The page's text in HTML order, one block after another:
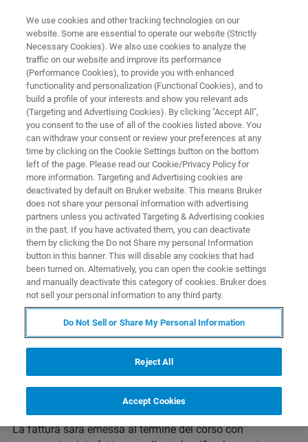
Termini e condizioni
economiche
1. Iscrizione
In seguito alla compilazione del modulo on-line, riceverete
un’offerta. L’iscrizione sarà ritenuta valida al ricevimento
del vostro ordine relativo alla succitata offerta.
L’attivazione del corso stesso sarà confermata 2
settimane prima del corso via mail all’indirizzo indicato
nel modulo on-line. Per ciascun corso sono previsti un
numero minimo e un massimo di partecipanti.
2. Quota di partecipazione e modalità di pagamento
Le quote di partecipazioni comprendono il materiale
La fattura sarà emessa al termine del corso con
We use cookies and other tracking technologies on our
website. Some are essential to operate our website (Strictly
Necessary Cookies). We also use cookies to analyze the
traffic on our website and improve its performance
(Performance Cookies), to provide you with enhanced
functionality and personalization (Functional Cookies), and to
build a profile of your interests and show you relevant ads
(Targeting and Advertising Cookies). By clicking "Accept All",
you consent to the use of all of the cookies listed above. You
can withdraw your consent or review your preferences at any
time by clicking on the Cookie Settings button on the bottom
left of the page. Please read our Cookie/Privacy Policy for
more information. Targeting and Advertising cookies are
deactivated by default on Bruker website. This means Bruker
does not share your personal information with advertising
partners unless you activated Targeting & Advertising cookies
in the past. If you have activated them, you can deactivate
them by clicking the Do not Share my personal Information
button in this banner. This will disable any cookies that had
been turned on. Alternatively, you can open the cookie settings
and manually deactivate this category of cookies. Bruker does
not sell your personal information to any third party.
Do Not Sell or Share My Personal Information
Reject All
Accept Cookies